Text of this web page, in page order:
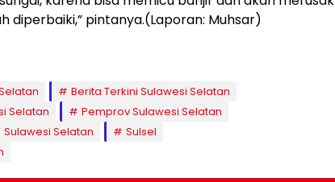
diperbaiki,” pintanya.(Laporan: Muhsar)
Berita Terkini Sulawesi Selatan
Selatan
Pemprov Sulawesi Selatan
Sulawesi Selatan
Sulsel